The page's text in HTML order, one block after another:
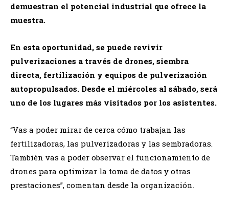
demuestran el potencial industrial que ofrece la
muestra.
En esta oportunidad, se puede revivir
pulverizaciones a través de drones, siembra
directa, fertilización y equipos de pulverización
autopropulsados. Desde el miércoles al sábado, será
uno de los lugares más visitados por los asistentes.
“Vas a poder mirar de cerca cómo trabajan las
fertilizadoras, las pulverizadoras y las sembradoras.
También vas a poder observar el funcionamiento de
drones para optimizar la toma de datos y otras
prestaciones”, comentan desde la organización.